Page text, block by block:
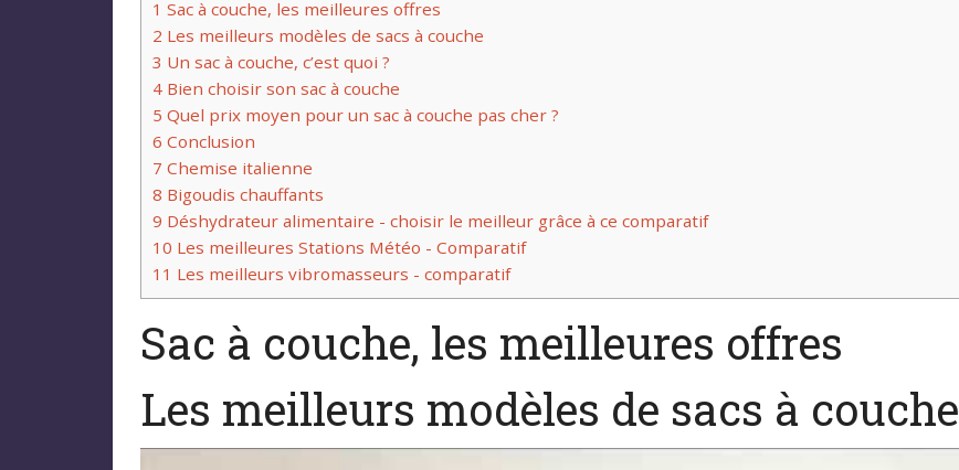
1 Sac à couche, les meilleures offres
2 Les meilleurs modèles de sacs à couche
3 Un sac à couche, c’est quoi ?
4 Bien choisir son sac à couche
5 Quel prix moyen pour un sac à couche pas cher ?
6 Conclusion
7 Chemise italienne
8 Bigoudis chauffants
9 Déshydrateur alimentaire - choisir le meilleur grâce à ce comparatif
10 Les meilleures Stations Météo - Comparatif
11 Les meilleurs vibromasseurs - comparatif
Sac à couche, les meilleures offres
Les meilleurs modèles de sacs à couche